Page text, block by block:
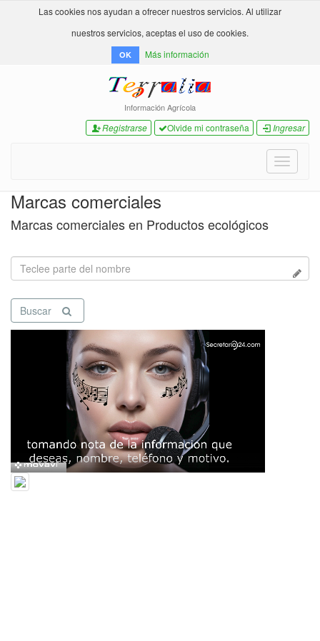
Las cookies nos ayudan a ofrecer nuestros servicios. Al utilizar
nuestros servicios, aceptas el uso de cookies.
OK Más información
Información Agrícola
Registrarse Olvide mi contraseña Ingresar
Toggle
Marcas comerciales
Marcas comerciales en Productos ecológicos
Buscar